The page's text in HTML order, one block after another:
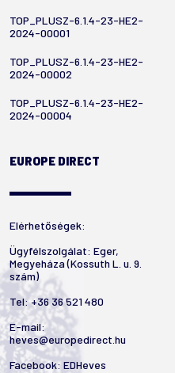
TOP_PLUSZ-6.1.4-23-HE2-
2024-00001
TOP_PLUSZ-6.1.4-23-HE2-
2024-00002
TOP_PLUSZ-6.1.4-23-HE2-
2024-00004
EUROPE DIRECT
Elérhetőségek:
Ügyfélszolgálat: Eger,
Megyeháza (Kossuth L. u. 9.
szám)
Tel:+36 36 521 480
E-mail:
heves@europedirect.hu
Facebook: EDHeves